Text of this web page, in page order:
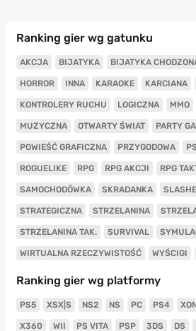
Ranking gier wg gatunku
AKCJA BIJATYKA BIJATYKA
HORROR INNA KARAOKE KARCIANA
KONTROLERY RUCHU LOGICZNA MMO
MUZYCZNA OTWARTY ŚWIAT PARTY
POWIEŚĆ GRAFICZNA PRZYGODOWA
ROGUELIKE RPG RPG AKCJI RPG
SAMOCHODÓWKA SKRADANKA
STRATEGICZNA STRZELANINA
STRZELANINA TAK. SURVIVAL
WIRTUALNA RZECZYWISTOŚĆ WYŚCIGI
Ranking gier wg platformy
PS5 XSX|S NS2 NS PC PS4
X360 WII PS VITA PSP 3DS DS